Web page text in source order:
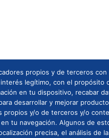
propios y de terceros con
legítimo, con el propósito
en tu dispositivo, recabar
desarrollar y mejorar
propios y/o de terceros y/o
tu navegación. Algunos de
precisa, el análisis de